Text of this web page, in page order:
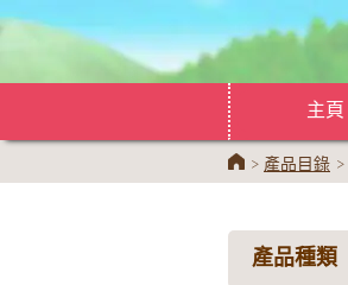
主頁
Home產品目錄
產品種類